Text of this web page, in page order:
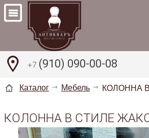
+7 (910) 090-00-08
Каталог Мебель КОЛОННА
КОЛОННА В СТИЛЕ